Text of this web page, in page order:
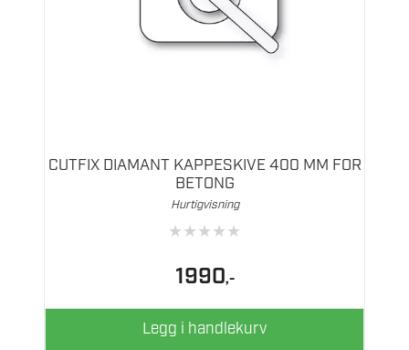
CUTFIX DIAMANT KAPPESKIVE 400 MM FOR
BETONG
Hurtigvisning
★★★★★
1990,-
Legg i handlekurv